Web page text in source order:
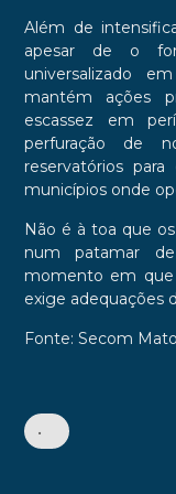
Além de
apesar de o
universalizado
mantém ações
escassez em
perfuração de
reservatórios
municípios onde
Não é à toa que
num patamar
momento em
exige adequações
Fonte: Secom
•